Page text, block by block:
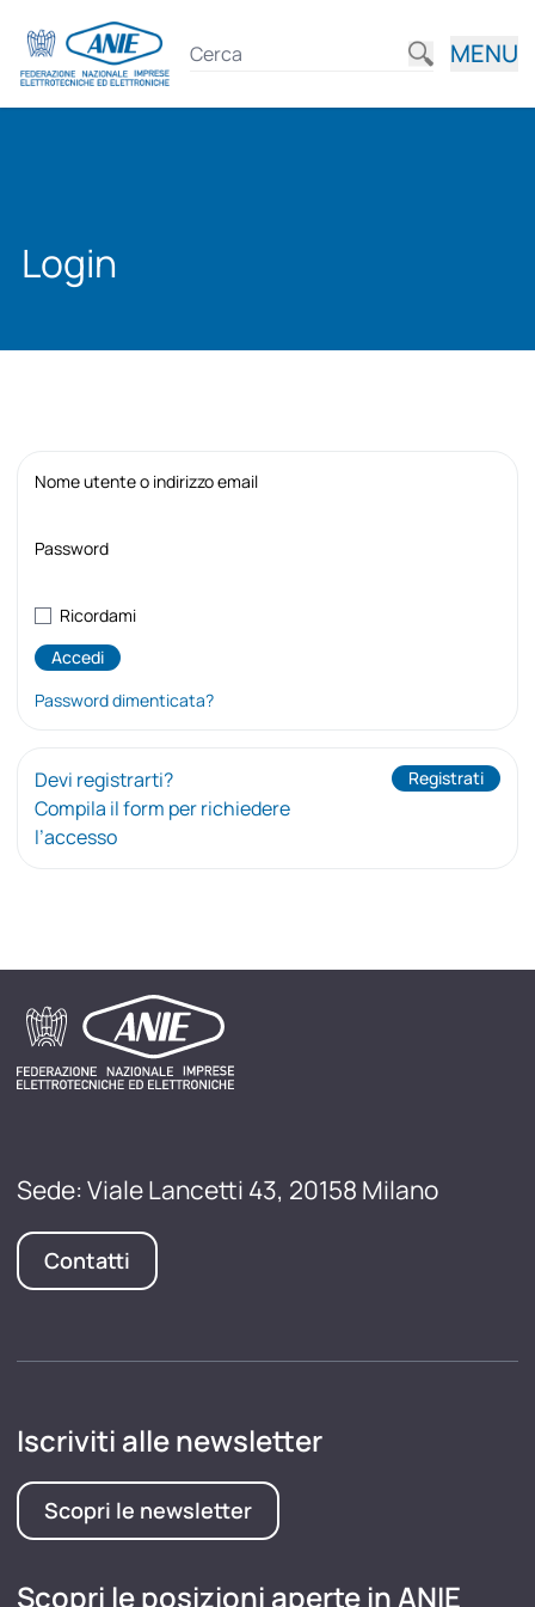
MENU
Login
Nome utente o indirizzo email
Password
Ricordami
Password dimenticata?
Devi registrarti?
Compila il form per richiedere
l’accesso
Registrati
Sede: Viale Lancetti 43, 20158 Milano
Contatti
Iscriviti alle newsletter
Scopri le newsletter
Scopri le posizioni aperte in ANIE